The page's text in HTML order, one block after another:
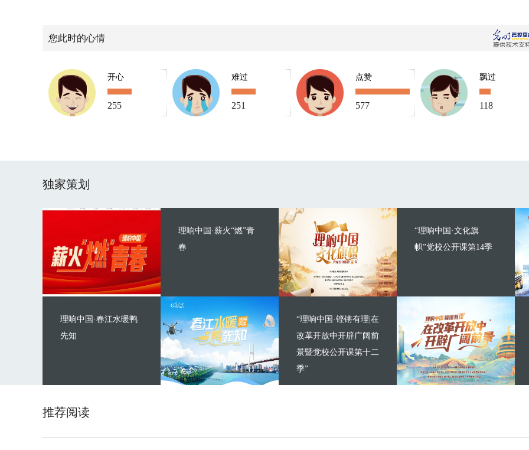
您此时的心情
开心
255
难过
251
点赞
577
飘过
118
独家策划
理响中国·薪火“燃”青
春
理响中国·春江水暖鸭
先知
“理响中国·文化旗
帜”党校公开课第14季
“理响中国·铿锵有理|在
改革开放中开辟广阔前
景暨党校公开课第十二
季”
推荐阅读